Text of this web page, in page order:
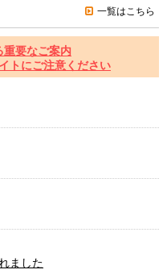
一覧はこちら
重要なご案内
トにご注意ください
ました